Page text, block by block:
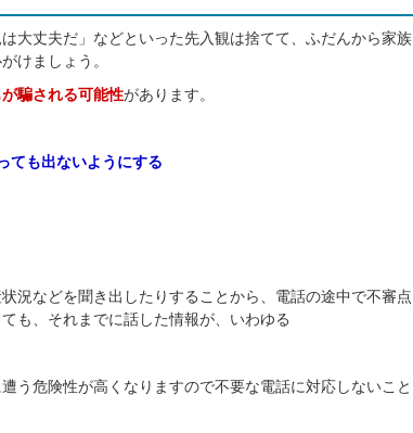
大丈夫だ」などといった先入観は捨てて、ふだんから家族
けましょう。
騙される可能性があります。
ても出ないようにする
況などを聞き出したりすることから、電話の途中で不審点
も、それまでに話した情報が、いわゆる
う危険性が高くなりますので不要な電話に対応しないこと